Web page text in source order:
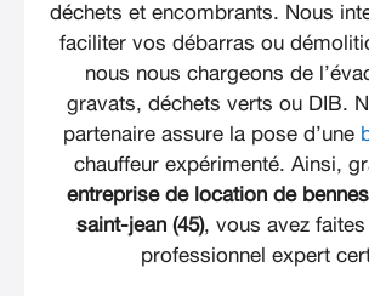
déchets et encombrants. Nous
faciliter vos débarras ou
nous nous chargeons de
gravats, déchets verts ou DIB.
partenaire assure la pose d’une
chauffeur expérimenté. Ainsi,
entreprise de location de
saint-jean (45), vous avez
professionnel expert